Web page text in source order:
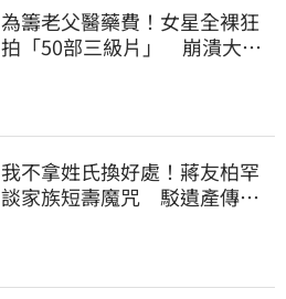
為籌老父醫藥費！女星全裸狂
拍「50部三級片」 崩潰大
我不拿姓氏換好處！蔣友柏罕
談家族短壽魔咒 駁遺產傳